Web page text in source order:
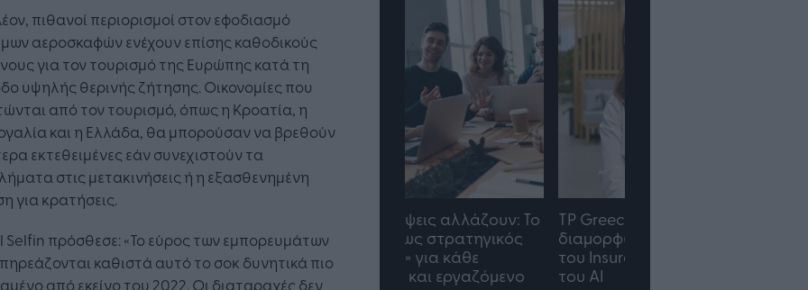
πιθανοί περιορισμοί στον εφοδιασμό
αεροσκαφών ενέχουν επίσης καθοδικούς
για τον τουρισμό της Ευρώπης κατά τη
υψηλής θερινής ζήτησης. Οικονομίες που
από τον τουρισμό, όπως η Κροατία, η
και η Ελλάδα, θα μπορούσαν να βρεθούν
εκτεθειμένες εάν συνεχιστούν τα
στις μετακινήσεις ή η εξασθενημένη
για κρατήσεις.
Selfin πρόσθεσε: «Το εύρος των εμπορευμάτων
καθιστά αυτό το σοκ δυνητικά πιο
από εκείνο του 2022. Οι διαταραχές δεν
σύστημα της
Jobfind.gr ως στρατηγικός
«σύμμαχος» για κάθε
επιχείρηση και εργαζόμενο
TP Greece: Πώς
διαμορφώνεται το μέλλον
του Insurance στην εποχή
του AI